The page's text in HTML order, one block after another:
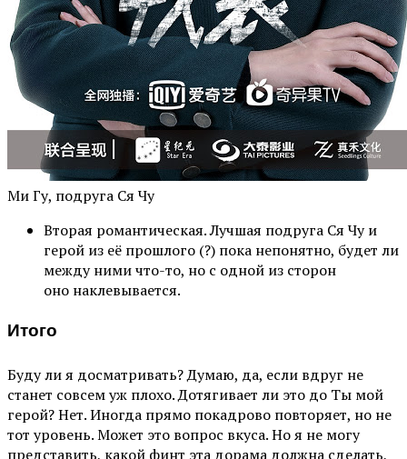
Ми Гу, подруга Ся Чу
Вторая романтическая. Лучшая подруга Ся Чу и
герой из её прошлого (?) пока непонятно, будет ли
между ними что-то, но с одной из сторон
оно наклевывается.
Итого
Буду ли я досматривать? Думаю, да, если вдруг не
станет совсем уж плохо. Дотягивает ли это до Ты мой
герой? Нет. Иногда прямо покадрово повторяет, но не
тот уровень. Может это вопрос вкуса. Но я не могу
представить, какой финт эта дорама должна сделать,